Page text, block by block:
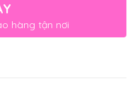
hàng tận nơi